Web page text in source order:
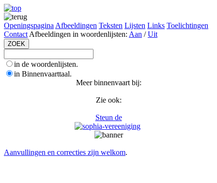
Openingspagina Afbeeldingen Teksten Lijsten Links Toelichtingen
Contact Afbeeldingen in woordenlijsten: Aan /Uit
in de woordenlijsten.
in Binnenvaarttaal.
Meer binnenvaart bij:
Zie ook:
Steun de
Aanvullingen en correcties zijn welkom.